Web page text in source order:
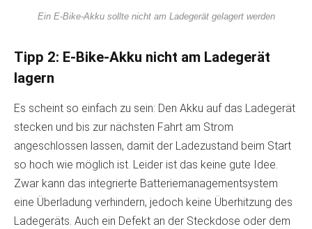
Ein E-Bike-Akku sollte nicht am Ladegerät gelagert werden
Tipp 2: E-Bike-Akku nicht am Ladegerät
lagern
Es scheint so einfach zu sein: Den Akku auf das Ladegerät
stecken und bis zur nächsten Fahrt am Strom
angeschlossen lassen, damit der Ladezustand beim Start
so hoch wie möglich ist. Leider ist das keine gute Idee.
Zwar kann das integrierte Batteriemanagementsystem
eine Überladung verhindern, jedoch keine Überhitzung des
Ladegeräts. Auch ein Defekt an der Steckdose oder dem